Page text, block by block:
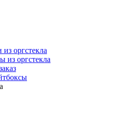
оргстекла
из оргстекла